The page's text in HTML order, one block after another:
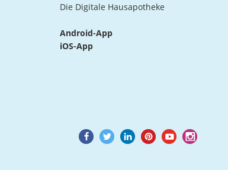
Die Digitale Hausapotheke
Android-App
iOS-App